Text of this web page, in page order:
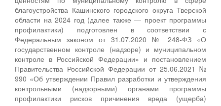
благоустройства Кашинского городского округа Тверской
области на 2024 год (далее также — проект программы
профилактики) подготовлен в соответствии с
Федеральным законом от 31.07.2020 № 248-ФЗ «О
государственном контроле (надзоре) и муниципальном
контроле в Российской Федерации» и постановлением
Правительства Российской Федерации от 25.06.2021 №
990 «Об утверждении Правил разработки и утверждения
контрольными (надзорными) органами программы
профилактики рисков причинения вреда (ущерба)